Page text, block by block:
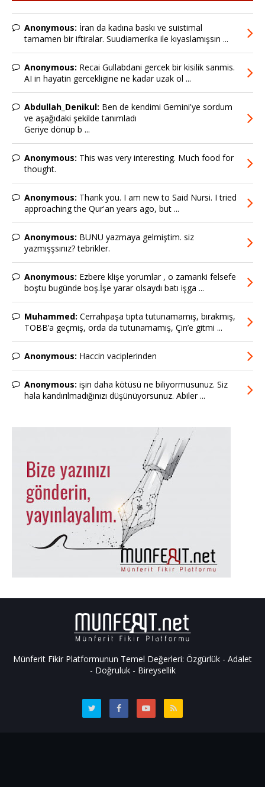
Anonymous: İran da kadına baskı ve suistimal
tamamen bir iftiralar. Suudiamerika ile kıyaslamışsın ...
Anonymous: Recai Gullabdani gercek bir kisilik sanmis.
AI in hayatin gercekligine ne kadar uzak ol ...
Abdullah_Denikul: Ben de kendimi Gemini'ye sordum
ve aşağıdaki şekilde tanımladı
Geriye dönüp b ...
Anonymous: This was very interesting. Much food for
thought.
Anonymous: Thank you. I am new to Said Nursi. I tried
approaching the Qur'an years ago, but ...
Anonymous: BUNU yazmaya gelmiştim. siz
yazmışşsınız? tebrikler.
Anonymous: Ezbere klişe yorumlar , o zamanki felsefe
boştu bugünde boş.İşe yarar olsaydı batı işga ...
Muhammed: Cerrahpaşa tıpta tutunamamış, bırakmış,
TOBB’a geçmiş, orda da tutunamamış, Çin’e gitmi ...
Anonymous: Haccin vaciplerinden
Anonymous: işin daha kötüsü ne biliyormusunuz. Siz
hala kandırılmadığınızı düşünüyorsunuz. Abiler ...
Münferit Fikir Platformunun Temel Değerleri: Özgürlük - Adalet
- Doğruluk - Bireysellik